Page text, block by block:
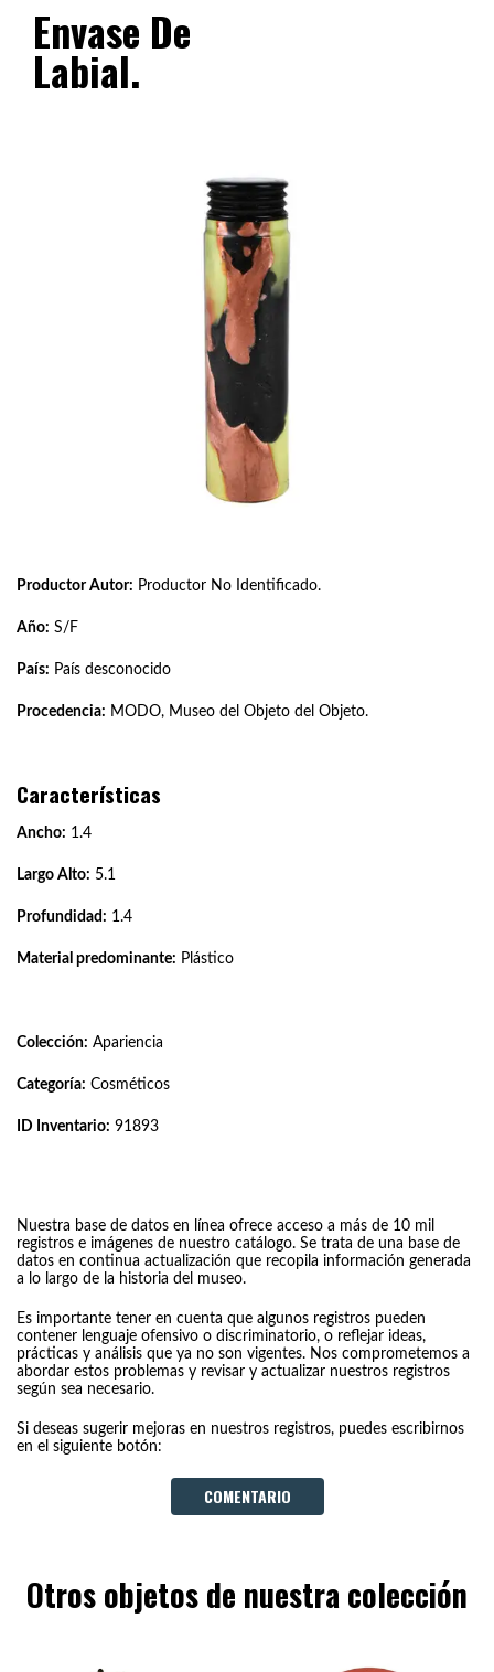
Envase De
Labial.
Productor Autor: Productor No Identificado.
Año: S/F
País: País desconocido
Procedencia: MODO, Museo del Objeto del Objeto.
Características
Ancho: 1.4
Largo Alto: 5.1
Profundidad: 1.4
Material predominante: Plástico
Colección: Apariencia
Categoría: Cosméticos
ID Inventario: 91893
Nuestra base de datos en línea ofrece acceso a más de 10 mil
registros e imágenes de nuestro catálogo. Se trata de una base de
datos en continua actualización que recopila información generada
a lo largo de la historia del museo.
Es importante tener en cuenta que algunos registros pueden
contener lenguaje ofensivo o discriminatorio, o reflejar ideas,
prácticas y análisis que ya no son vigentes. Nos comprometemos a
abordar estos problemas y revisar y actualizar nuestros registros
según sea necesario.
Si deseas sugerir mejoras en nuestros registros, puedes escribirnos
en el siguiente botón:
COMENTARIO
Otros objetos de nuestra colección